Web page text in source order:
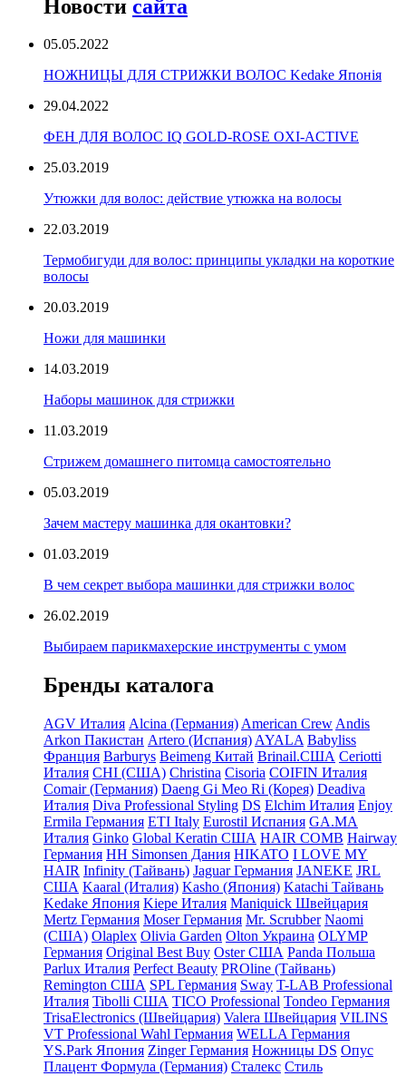
Новости сайта
05.05.2022
НОЖНИЦЫ ДЛЯ СТРИЖКИ ВОЛОС Kedake Японія
29.04.2022
ФЕН ДЛЯ ВОЛОС IQ GOLD-ROSE OXI-ACTIVE
25.03.2019
Утюжки для волос: действие утюжка на волосы
22.03.2019
Термобигуди для волос: принципы укладки на короткие
волосы
20.03.2019
Ножи для машинки
14.03.2019
Наборы машинок для стрижки
11.03.2019
Стрижем домашнего питомца самостоятельно
05.03.2019
Зачем мастеру машинка для окантовки?
01.03.2019
В чем секрет выбора машинки для стрижки волос
26.02.2019
Выбираем парикмахерские инструменты с умом
Бренды каталога
AGV Италия Alcina (Германия) American Crew Andis
Arkon Пакистан Artero (Испания) AYALA Babyliss
Франция Barburys Beimeng Китай Brinail.США Ceriotti
Италия CHI (США) Christina Cisoria COIFIN Италия
Comair (Германия) Daeng Gi Meo Ri (Корея) Deadiva
Италия Diva Professional Styling DS Elchim Италия Enjoy
Ermila Германия ETI Italy Eurostil Испания GA.MA
Италия Ginko Global Keratin США HAIR COMB Hairway
Германия HH Simonsen Дания HIKATO I LOVE MY
HAIR Infinity (Тайвань) Jaguar Германия JANEKE JRL
США Kaaral (Италия) Kasho (Япония) Katachi Тайвань
Kedake Япония Kiepe Италия Maniquick Швейцария
Mertz Германия Moser Германия Mr. Scrubber Naomi
(США) Olaplex Olivia Garden Olton Украина OLYMP
Германия Original Best Buy Oster США Panda Польша
Parlux Италия Perfect Beauty PROline (Тайвань)
Remington США SPL Германия Sway T-LAB Professional
Италия Tibolli США TICO Professional Tondeo Германия
TrisaElectronics (Швейцария) Valera Швейцария VILINS
VT Professional Wahl Германия WELLA Германия
YS.Park Япония Zinger Германия Ножницы DS Опус
Плацент Формула (Германия) Сталекс Стиль